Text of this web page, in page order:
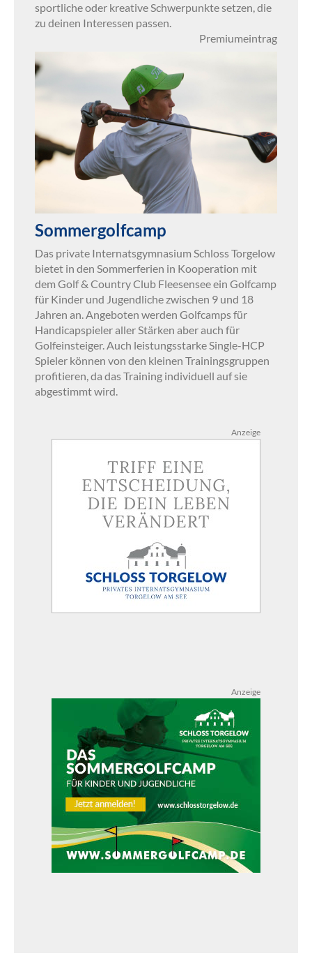
sportliche oder kreative Schwerpunkte setzen, die
zu deinen Interessen passen.
Premiumeintrag
Sommergolfcamp
Das private Internatsgymnasium Schloss Torgelow
bietet in den Sommerferien in Kooperation mit
dem Golf & Country Club Fleesensee ein Golfcamp
für Kinder und Jugendliche zwischen 9 und 18
Jahren an. Angeboten werden Golfcamps für
Handicapspieler aller Stärken aber auch für
Golfeinsteiger. Auch leistungsstarke Single-HCP
Spieler können von den kleinen Trainingsgruppen
profitieren, da das Training individuell auf sie
abgestimmt wird.
Anzeige
Anzeige